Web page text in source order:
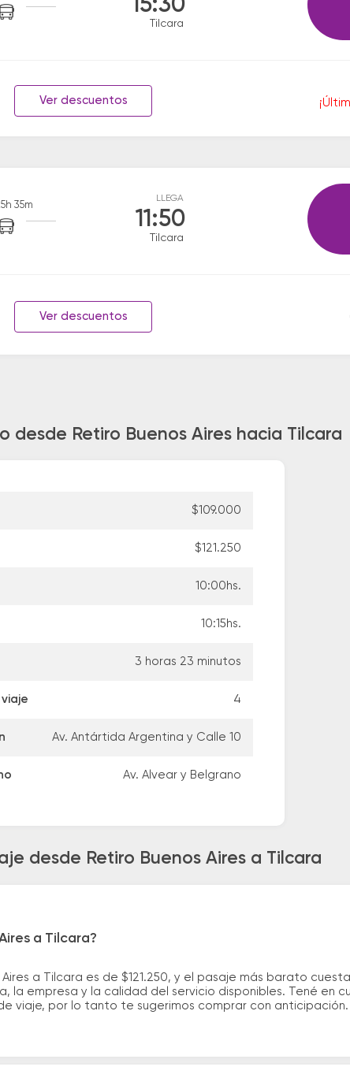
15:30
Tilcara
Ver descuentos
35m
LLEGA
11:50
Tilcara
Ver descuentos
desde Retiro Buenos Aires hacia Tilcara
$109.000
$121.250
10:00hs.
10:15hs.
3 horas 23 minutos
4
Av. Antártida Argentina y Calle 10
Av. Alvear y Belgrano
desde Retiro Buenos Aires a Tilcara
a Tilcara?
a Tilcara es de $121.250, y el pasaje más barato cuesta
la empresa y la calidad del servicio disponibles. Tené en
viaje, por lo tanto te sugerimos comprar con anticipación.